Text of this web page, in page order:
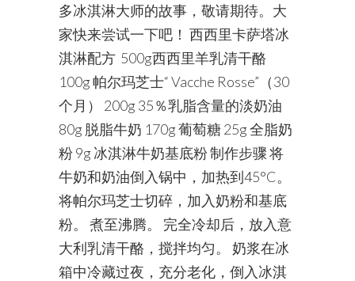
多冰淇淋大师的故事，敬请期待。大
家快来尝试一下吧！ 西西里卡萨塔冰
淇淋配方 500g西西里羊乳清干酪
100g 帕尔玛芝士“ Vacche Rosse”（30
个月） 200g 35％乳脂含量的淡奶油
80g 脱脂牛奶 170g 葡萄糖 25g 全脂奶
粉 9g 冰淇淋牛奶基底粉 制作步骤 将
牛奶和奶油倒入锅中，加热到45°C。
将帕尔玛芝士切碎，加入奶粉和基底
粉。 煮至沸腾。 完全冷却后，放入意
大利乳清干酪，搅拌均匀。 奶浆在冰
箱中冷藏过夜，充分老化，倒入冰淇